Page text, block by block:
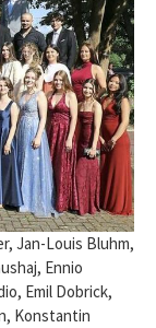
Jan-Louis Bluhm,
Ennio
Emil Dobrick,
Konstantin